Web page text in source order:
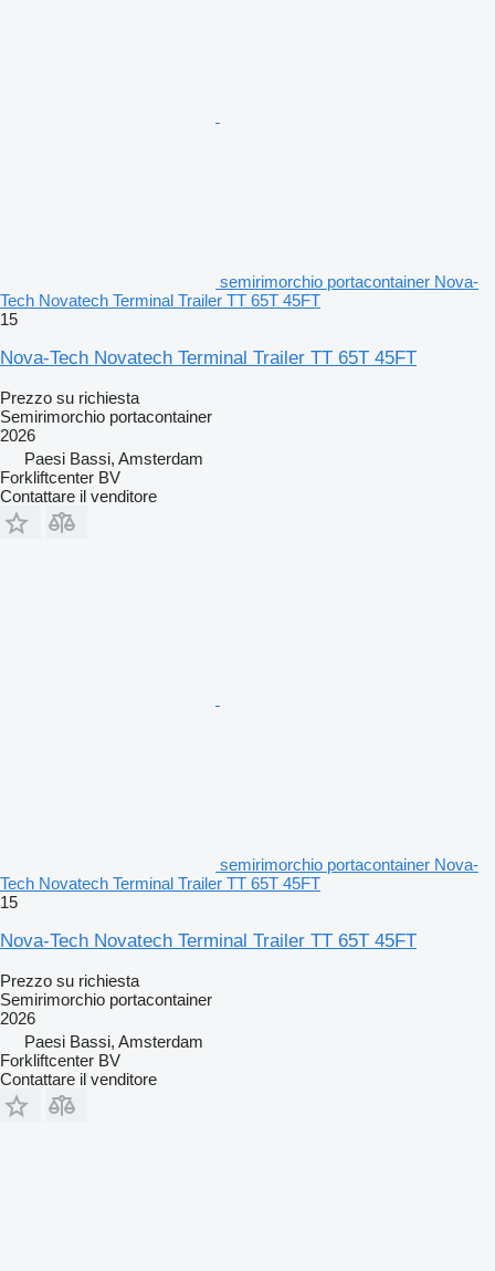
semirimorchio portacontainer Nova-
Tech Novatech Terminal Trailer TT 65T 45FT
15
Nova-Tech Novatech Terminal Trailer TT 65T 45FT
Prezzo su richiesta
Semirimorchio portacontainer
2026
Paesi Bassi, Amsterdam
Forkliftcenter BV
Contattare il venditore
semirimorchio portacontainer Nova-
Tech Novatech Terminal Trailer TT 65T 45FT
15
Nova-Tech Novatech Terminal Trailer TT 65T 45FT
Prezzo su richiesta
Semirimorchio portacontainer
2026
Paesi Bassi, Amsterdam
Forkliftcenter BV
Contattare il venditore